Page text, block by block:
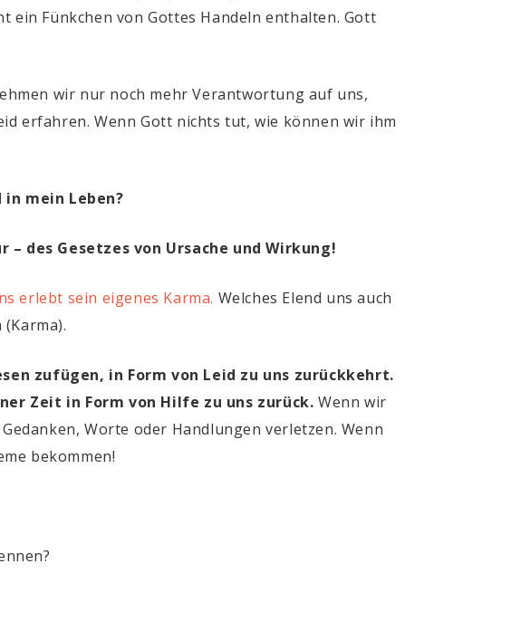
ein Fünkchen von Gottes Handeln enthalten. Gott
wir nur noch mehr Verantwortung auf uns,
erfahren. Wenn Gott nichts tut, wie können wir ihm
mein Leben?
des Gesetzes von Ursache und Wirkung!
erlebt sein eigenes Karma. Welches Elend uns auch
zufügen, in Form von Leid zu uns zurückkehrt.
Zeit in Form von Hilfe zu uns zurück. Wenn wir
Worte oder Handlungen verletzen. Wenn
bekommen!